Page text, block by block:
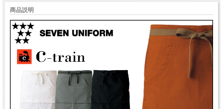
商品説明